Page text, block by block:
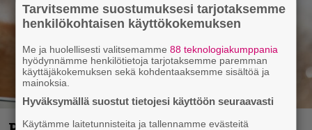
Tarvitsemme suostumuksesi tarjotaksemme
henkilökohtaisen käyttökokemuksen
Me ja huolellisesti valitsemamme88 teknologiakumppania
hyödynnämme henkilötietoja tarjotaksemme paremman
käyttäjäkokemuksen sekä kohdentaaksemme sisältöä ja
mainoksia.
Hyväksymällä suostut tietojesi käyttöön seuraavasti
Käytämme laitetunnisteita ja tallennamme evästeitä